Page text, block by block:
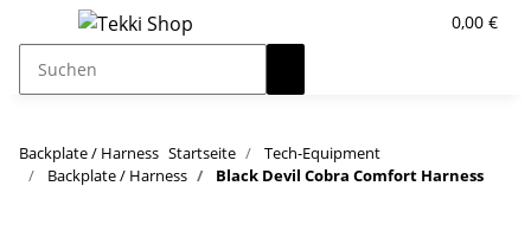
0,00 €
Backplate / Harness Startseite
Tech-Equipment
Backplate / Harness
Black Devil Cobra Comfort Harness